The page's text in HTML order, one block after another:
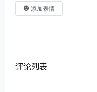
添加表情
评论列表